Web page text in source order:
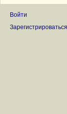
Войти
Зарегистрироваться